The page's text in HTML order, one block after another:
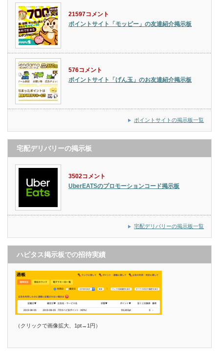
21597コメント
ポイントサイト「モッピー」の友達紹介掲示板
576コメント
ポイントサイト「げん玉」のお友達紹介掲示板
ポイントサイトの掲示板一覧
宅配デリバリーの掲示板
3502コメント
UberEATSのプロモーションコード掲示板
宅配デリバリーの掲示板一覧
ハピタス掲示板での招待実績
（クリックで画像拡大、1pt→1円）